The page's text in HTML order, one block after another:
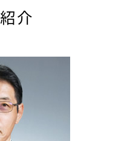
続人 兄弟
談 一宮市
名古屋
小牧市
談 小牧市
江南市
犬山市
岐阜市
瑞穂市
紹介